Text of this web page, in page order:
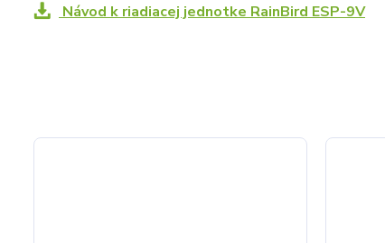
Návod k riadiacej jednotke RainBird ESP-9V